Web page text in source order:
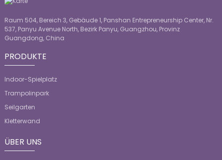
Raum 504, Bereich 3, Gebäude 1, Panshan Entrepreneurship Center, Nr.
537, Panyu Avenue North, Bezirk Panyu, Guangzhou, Provinz
Guangdong, China
PRODUKTE
Indoor-Spielplatz
Trampolinpark
Seilgarten
Kletterwand
ÜBER UNS